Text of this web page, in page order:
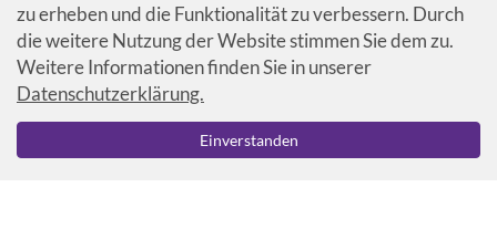
© Universität Basel / Biozentrum
zu erheben und die Funktionalität zu verbessern. Durch
die weitere Nutzung der Website stimmen Sie dem zu.
Weitere Informationen finden Sie in unserer
Datenschutzerklärung.
Einverstanden